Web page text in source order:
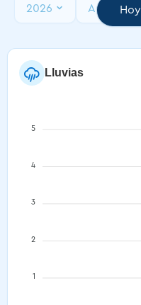
2026 AgostoHoy
Lluvias
5
4
3
2
1